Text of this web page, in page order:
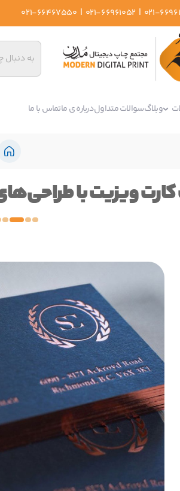
021-
|
021-66961052
|
021-66467550
وبلاگسوالات متداولدرباره ی ماتماس با ما
ویزیت با